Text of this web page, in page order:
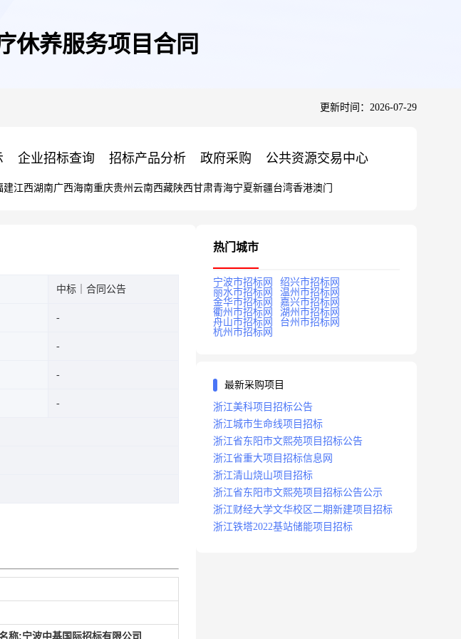
休养服务项目合同
更新时间：2026-07-29
企业招标查询 招标产品分析 政府采购 公共资源交易中心
建江西湖南广西海南重庆贵州 云南西藏陕西甘肃青海宁夏新疆台湾香港澳门
中标｜合同公告
称:宁波中基国际招标有限公司
热门城市
宁波市招标网
绍兴市招标网
丽水市招标网
温州市招标网
金华市招标网
嘉兴市招标网
衢州市招标网
湖州市招标网
舟山市招标网
台州市招标网
杭州市招标网
最新采购项目
浙江美科项目招标公告
浙江城市生命线项目招标
浙江省东阳市文熙苑项目招标公告
浙江省重大项目招标信息网
浙江清山烧山项目招标
浙江省东阳市文熙苑项目招标公告公示
浙江财经大学文华校区二期新建项目招标
浙江铁塔2022基站储能项目招标